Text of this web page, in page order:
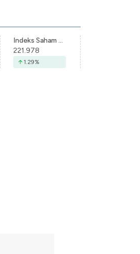
Indeks Saham Syariah Indonesia
221.978
1.29%